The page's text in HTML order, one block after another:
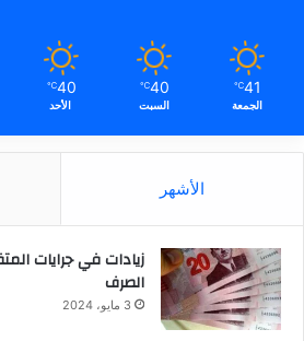
41
℃
الجمعة
40
℃
السبت
40
℃
الأحد
الأشهر
زيادات في جرايات
الصرف
3 مايو، 2024